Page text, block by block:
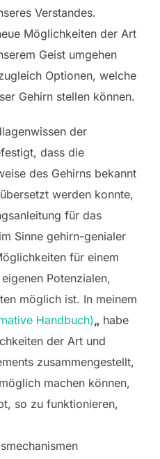
Verstandes.
Möglichkeiten der Art
Geist umgehen
Optionen, welche
Gehirn stellen können.
der
dass die
des Gehirns bekannt
werden konnte,
für das
Sinne gehirn-genialer
für einem
Potenzialen,
möglich ist. In meinem
Handbuch)„ habe
der Art und
zusammengestellt,
machen können,
so zu funktionieren,